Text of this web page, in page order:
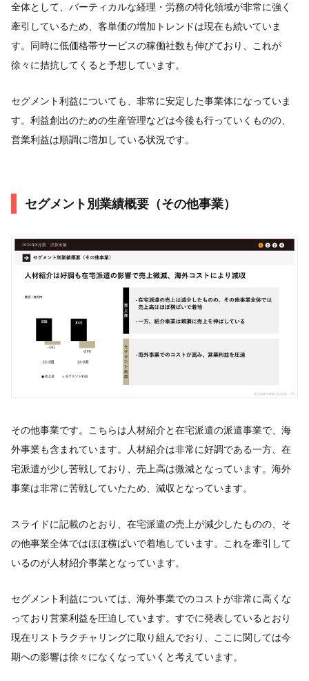
全体として、バーティカルな経理・労務の特化領域が非常に強く
牽引しているため、客単価の増加トレンドは現在も続いていま
す。同時に低価格帯サービスの稼働社数も伸びており、これが
徐々に拮抗してくると予想しています。
セグメント利益についても、非常に安定した事業体になっていま
す。利益創出のための生産管理などは今後も行っていくものの、
営業利益は順調に増加している状況です。
セグメント別業績概要（その他事業）
その他事業です。こちらは人材紹介と在宅派遣の派遣事業で、海
外事業も含まれています。人材紹介は非常に好調である一方、在
宅派遣が少し苦戦しており、売上高は微減となっています。海外
事業は非常に苦戦していたため、減収となっています。
スライドに記載のとおり、在宅派遣の売上が減少したものの、そ
の他事業全体ではほぼ横ばいで着地しています。これを牽引して
いるのが人材紹介事業となっています。
セグメント利益については、海外事業でのコストが非常に高くな
っており営業利益を圧迫しています。すでに発表しているとおり
現在リストラクチャリングに取り組んでおり、ここに関しては今
期への影響は徐々になくなっていくと考えています。